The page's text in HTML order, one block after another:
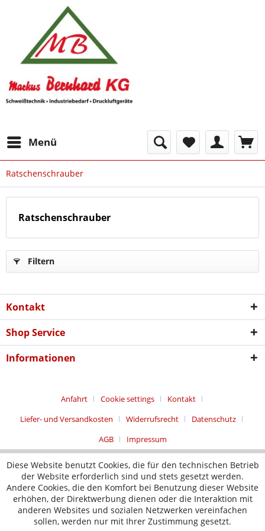
Menü
Ratschenschrauber
Ratschenschrauber
Filtern
Kontakt
Shop Service
Informationen
Anfahrt Cookie settings
Kontakt
Liefer- und Versandkosten
Widerrufsrecht
Datenschutz
AGB
Impressum
Diese Website benutzt Cookies, die für den technischen Betrieb
der Website erforderlich sind und stets gesetzt werden.
Andere Cookies, die den Komfort bei Benutzung dieser Website
erhöhen, der Direktwerbung dienen oder die Interaktion mit
anderen Websites und sozialen Netzwerken vereinfachen
sollen, werden nur mit Ihrer Zustimmung gesetzt.